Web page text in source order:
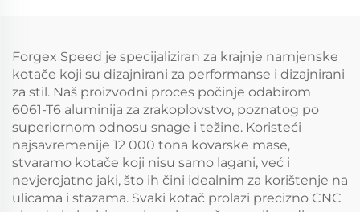
Forgex Speed je specijaliziran za krajnje namjenske
kotače koji su dizajnirani za performanse i dizajnirani
za stil. Naš proizvodni proces počinje odabirom
6061-T6 aluminija za zrakoplovstvo, poznatog po
superiornom odnosu snage i težine. Koristeći
najsavremenije 12 000 tona kovarske mase,
stvaramo kotače koji nisu samo lagani, već i
nevjerojatno jaki, što ih čini idealnim za korištenje na
ulicama i stazama. Svaki kotač prolazi precizno CNC